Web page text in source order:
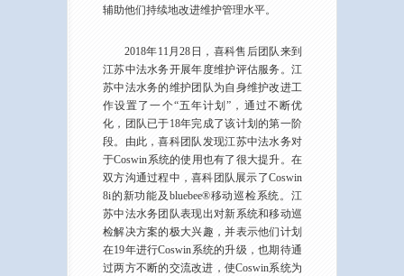
辅助他们持续地改进维护管理水平。
2018年11月28日，喜科售后团队来到
江苏中法水务开展年度维护评估服务。江
苏中法水务的维护团队为自身维护改进工
作设置了一个“五年计划”，通过不断优
化，团队已于18年完成了该计划的第一阶
段。由此，喜科团队发现江苏中法水务对
于Coswin系统的使用也有了很大提升。在
双方沟通过程中，喜科团队展示了Coswin
8i的新功能及bluebee®移动巡检系统。江
苏中法水务团队表现出对新系统和移动巡
检解决方案的极大兴趣，并表示他们计划
在19年进行Coswin系统的升级，也期待通
过两方不断的交流改进，使Coswin系统为